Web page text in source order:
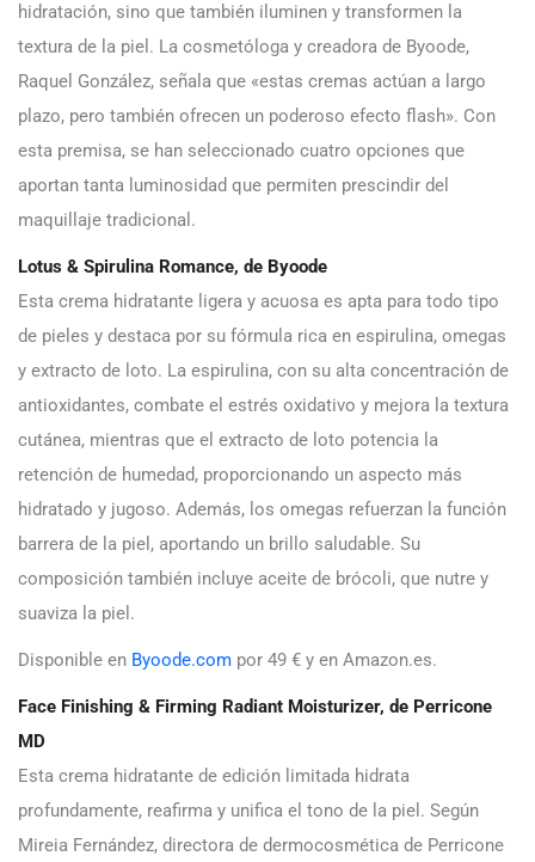
hidratación, sino que también iluminen y transformen la
textura de la piel. La cosmetóloga y creadora de Byoode,
Raquel González, señala que «estas cremas actúan a largo
plazo, pero también ofrecen un poderoso efecto flash». Con
esta premisa, se han seleccionado cuatro opciones que
aportan tanta luminosidad que permiten prescindir del
maquillaje tradicional.
Lotus & Spirulina Romance, de Byoode
Esta crema hidratante ligera y acuosa es apta para todo tipo
de pieles y destaca por su fórmula rica en espirulina, omegas
y extracto de loto. La espirulina, con su alta concentración de
antioxidantes, combate el estrés oxidativo y mejora la textura
cutánea, mientras que el extracto de loto potencia la
retención de humedad, proporcionando un aspecto más
hidratado y jugoso. Además, los omegas refuerzan la función
barrera de la piel, aportando un brillo saludable. Su
composición también incluye aceite de brócoli, que nutre y
suaviza la piel.
Disponible en Byoode.com por 49 € y en Amazon.es.
Face Finishing & Firming Radiant Moisturizer, de Perricone
MD
Esta crema hidratante de edición limitada hidrata
profundamente, reafirma y unifica el tono de la piel. Según
Mireia Fernández, directora de dermocosmética de Perricone